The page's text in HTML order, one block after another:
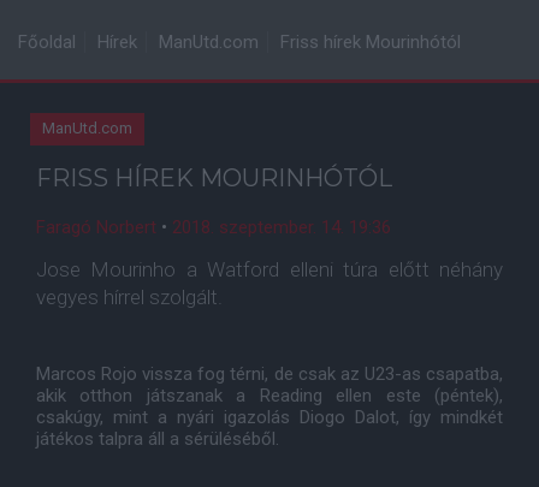
Főoldal Hírek ManUtd.com Friss hírek Mourinhótól
ManUtd.com
FRISS HÍREK MOURINHÓTÓL
Faragó Norbert • 2018. szeptember. 14. 19:36
Jose Mourinho a Watford elleni túra előtt néhány
vegyes hírrel szolgált.
Marcos Rojo vissza fog térni, de csak az U23-as csapatba,
akik otthon játszanak a Reading ellen este (péntek),
csakúgy, mint a nyári igazolás Diogo Dalot, így mindkét
játékos talpra áll a sérüléséből.